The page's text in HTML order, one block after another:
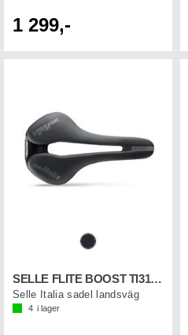
1 299,-
SELLE FLITE BOOST TI316 SF
Selle Italia sadel landsväg
4 i lager